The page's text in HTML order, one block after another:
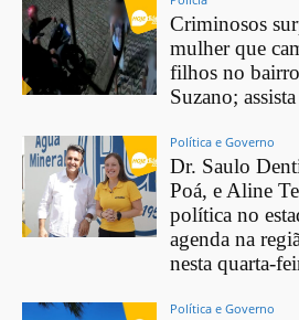
Criminosos
mulher que
filhos no
Suzano; assista
Política e Governo
Dr. Saulo
Poá, e Aline
política no
agenda na
nesta quarta-
Política e Governo